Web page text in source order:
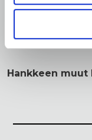
Kehitämme
Hankkeen muut